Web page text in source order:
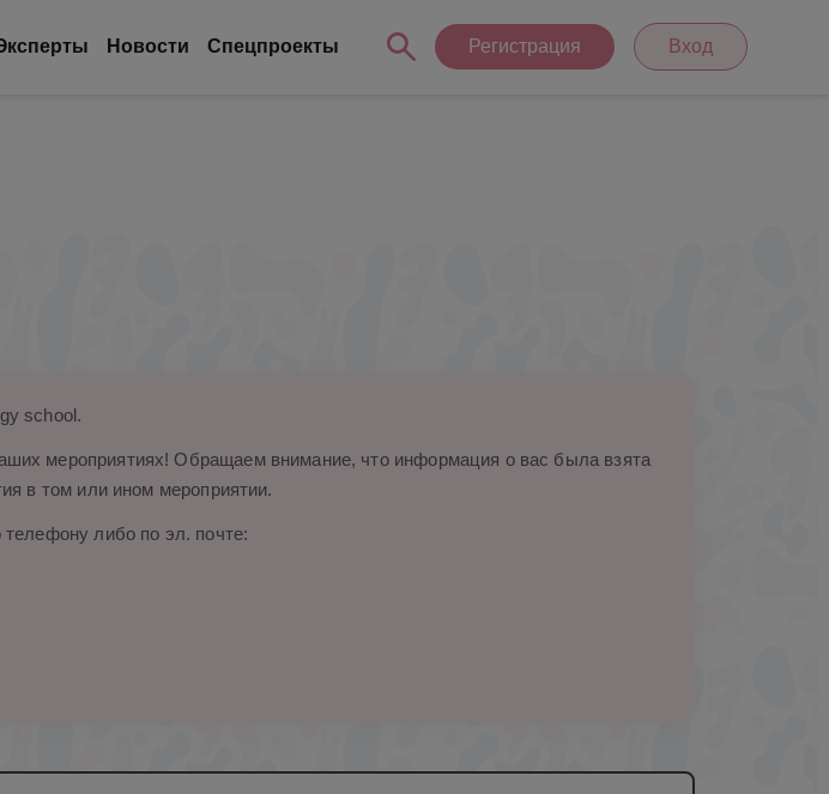
Новости Спецпроекты Регистрация Вход
school.
мероприятиях! Обращаем внимание, что информация о вас была взята
в том или ином мероприятии.
либо по эл. почте: